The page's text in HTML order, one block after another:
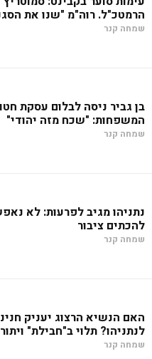
הרמטכ"ל. רוה"מ "שנו את
שמחה קנר
בן גביר ניסה לבלום עסקת
המשפחות: "שכח מזה יהודי"
שמחה קנר
נתניהו מגיב לפרעות: לא
להכתים ציבור
שמחה קנר
האם הנשיא הרצוג יעניק
לנתניהו? תלוי ב"חבילת"
שמחה קנר